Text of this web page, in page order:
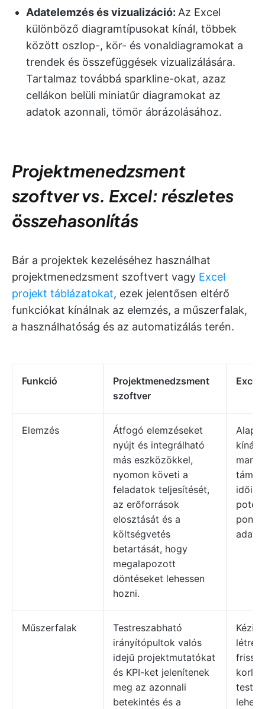
Adatelemzés és vizualizáció: Az Excel
különböző diagramtípusokat kínál, többek
között oszlop-, kör- és vonaldiagramokat a
trendek és összefüggések vizualizálására.
Tartalmaz továbbá sparkline-okat, azaz
cellákon belüli miniatűr diagramokat az
adatok azonnali, tömör ábrázolásához.
Projektmenedzsment
szoftver vs. Excel: részletes
összehasonlítás
Bár a projektek kezeléséhez használhat
projektmenedzsment szoftvert vagy Excel
projekt táblázatokat, ezek jelentősen eltérő
funkciókat kínálnak az elemzés, a műszerfalak,
a használhatóság és az automatizálás terén.
Funkció
Projektmenedzsment
szoftver
Excel
Elemzés
Átfogó elemzéseket
nyújt és integrálható
más eszközökkel,
nyomon követi a
feladatok teljesítését,
az erőforrások
elosztását és a
költségvetés
betartását, hogy
megalapozott
döntéseket lehessen
hozni.
kínál,
Műszerfalak
Testreszabható
irányítópultok valós
idejű projektmutatókat
és KPI-ket jelenítenek
meg az azonnali
betekintés és a
Kézi